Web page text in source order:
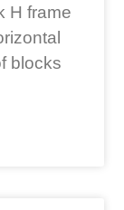
H frame
blocks